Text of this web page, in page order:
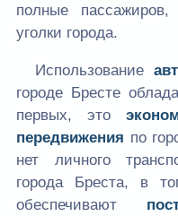
полные
уголки города.
Использование
городе Бресте
первых, это
передвижения по
нет личного
города Бреста, в
обеспечивают